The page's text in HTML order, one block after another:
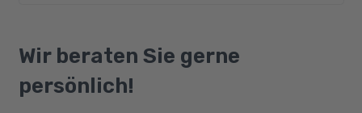
und rechtlich meistern
Erfolgreich schriftlich und mündlich im
Deutschkenntnissen (Niveau B2) und einer
allgemeinbildenden Schulausbildung fundierte
Kenntnisse in der PC-Bedienung mit Windows.
Wir beraten Sie gerne
persönlich!